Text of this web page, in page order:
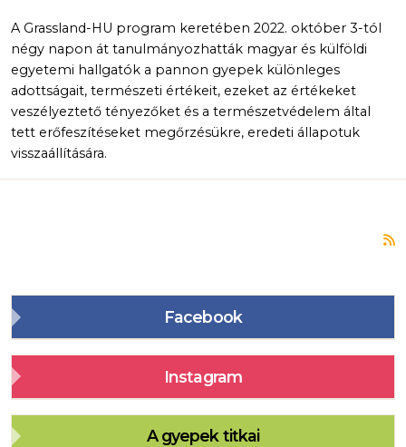
A Grassland-HU program keretében 2022. október 3-tól
négy napon át tanulmányozhatták magyar és külföldi
egyetemi hallgatók a pannon gyepek különleges
adottságait, természeti értékeit, ezeket az értékeket
veszélyeztető tényezőket és a természetvédelem által
tett erőfeszítéseket megőrzésükre, eredeti állapotuk
visszaállítására.
Facebook
Instagram
A gyepek titkai